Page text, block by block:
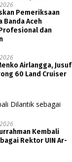
Pemeriksaan
Aceh
dan
Airlangga, Jusuf
60 Land Cruiser
Kembali
Rektor UIN Ar-